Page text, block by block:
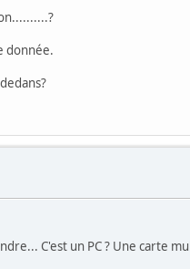
donnée.
C'est un PC ? Une carte